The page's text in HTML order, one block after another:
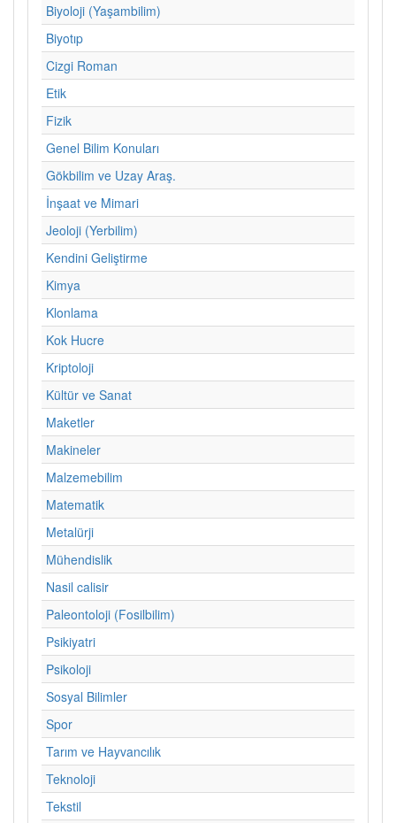
Biyoloji (Yaşambilim)
Biyotıp
Cizgi Roman
Etik
Fizik
Genel Bilim Konuları
Gökbilim ve Uzay Araş.
İnşaat ve Mimari
Jeoloji (Yerbilim)
Kendini Geliştirme
Kimya
Klonlama
Kok Hucre
Kriptoloji
Kültür ve Sanat
Maketler
Makineler
Malzemebilim
Matematik
Metalürji
Mühendislik
Nasil calisir
Paleontoloji (Fosilbilim)
Psikiyatri
Psikoloji
Sosyal Bilimler
Spor
Tarım ve Hayvancılık
Teknoloji
Tekstil